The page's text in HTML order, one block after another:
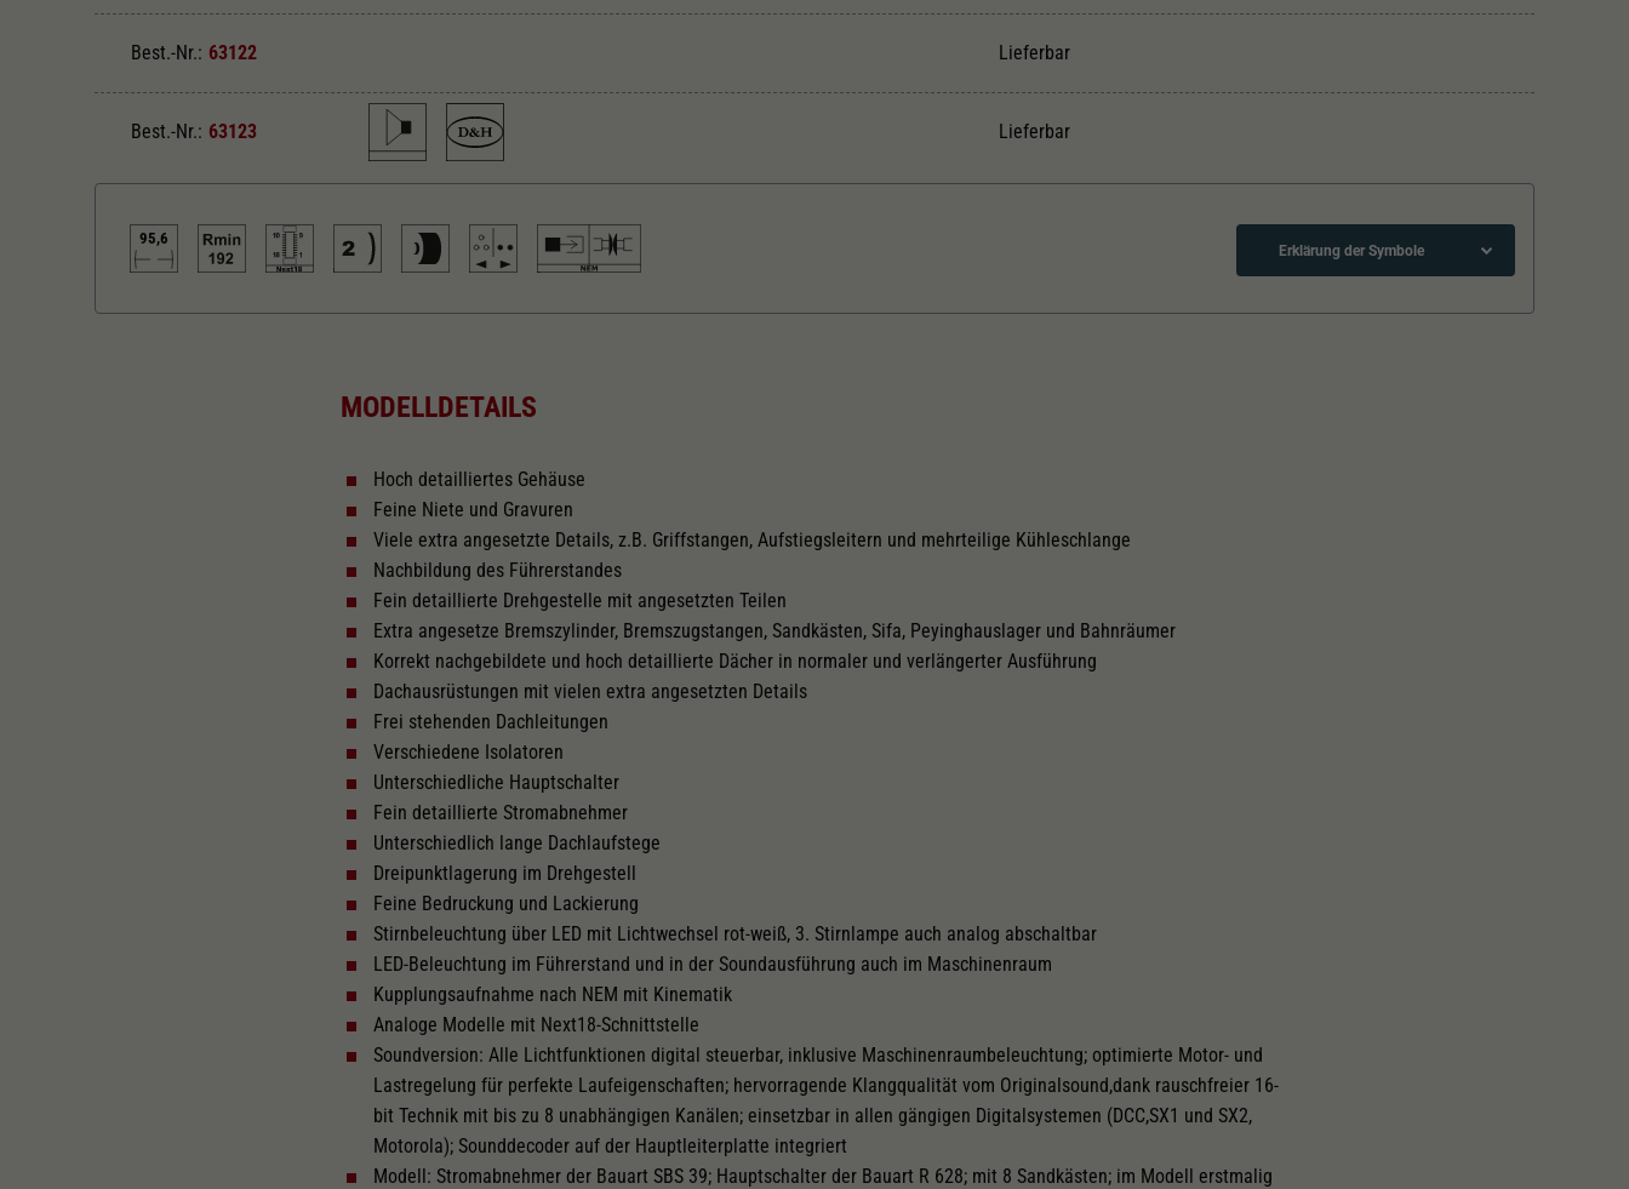
Best.-Nr.: 63122 Lieferbar
Best.-Nr.: 63123 Lieferbar
95,6
Erklärung der Symbole
Haftreifen
Kurzkupplungskinematik
MODELLDETAILS
Hoch detailliertes Gehäuse
Feine Niete und Gravuren
Viele extra angesetzte Details, z.B. Griffstangen, Aufstiegsleitern und mehrteilige Kühleschlange
Nachbildung des Führerstandes
Fein detaillierte Drehgestelle mit angesetzten Teilen
Extra angesetze Bremszylinder, Bremszugstangen, Sandkästen, Sifa, Peyinghauslager und Bahnräumer
Korrekt nachgebildete und hoch detaillierte Dächer in normaler und verlängerter Ausführung
Dachausrüstungen mit vielen extra angesetzten Details
Frei stehenden Dachleitungen
Verschiedene Isolatoren
Unterschiedliche Hauptschalter
Fein detaillierte Stromabnehmer
Unterschiedlich lange Dachlaufstege
Dreipunktlagerung im Drehgestell
Feine Bedruckung und Lackierung
Stirnbeleuchtung über LED mit Lichtwechsel rot-weiß, 3. Stirnlampe auch analog abschaltbar
LED-Beleuchtung im Führerstand und in der Soundausführung auch im Maschinenraum
Kupplungsaufnahme nach NEM mit Kinematik
Analoge Modelle mit Next18-Schnittstelle
Soundversion: Alle Lichtfunktionen digital steuerbar, inklusive Maschinenraumbeleuchtung; optimierte Motor- und
Lastregelung für perfekte Laufeigenschaften; hervorragende Klangqualität vom Originalsound,dank rauschfreier 16-
bit Technik mit bis zu 8 unabhängigen Kanälen; einsetzbar in allen gängigen Digitalsystemen (DCC,SX1 und SX2,
Motorola); Sounddecoder auf der Hauptleiterplatte integriert
Modell: Stromabnehmer der Bauart SBS 39; Hauptschalter der Bauart R 628; mit 8 Sandkästen; im Modell erstmalig
Einstellungen, falls der Webseiten-Betreiber dies